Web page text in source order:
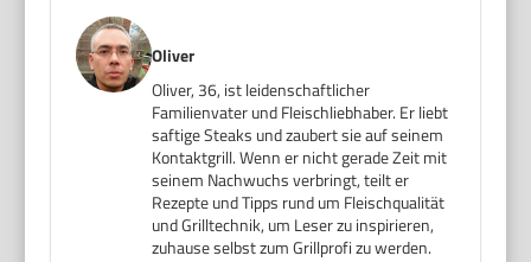
Oliver
Oliver, 36, ist leidenschaftlicher
Familienvater und Fleischliebhaber. Er liebt
saftige Steaks und zaubert sie auf seinem
Kontaktgrill. Wenn er nicht gerade Zeit mit
seinem Nachwuchs verbringt, teilt er
Rezepte und Tipps rund um Fleischqualität
und Grilltechnik, um Leser zu inspirieren,
zuhause selbst zum Grillprofi zu werden.